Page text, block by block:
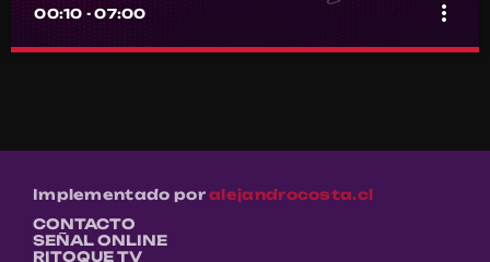
00:10 - 07:00 more_vert
Música
Implementado poralejandrocosta.cl
CONTACTO
SEÑAL ONLINE
RITOQUE TV